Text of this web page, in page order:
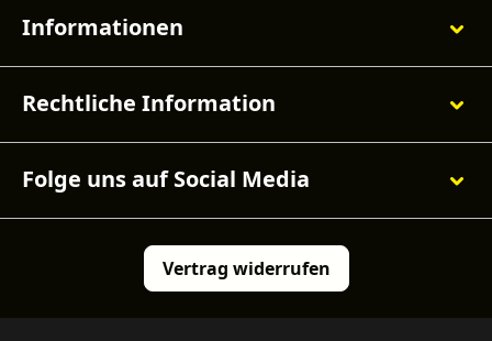
Informationen
Rechtliche Information
Folge uns auf Social Media
Vertrag widerrufen